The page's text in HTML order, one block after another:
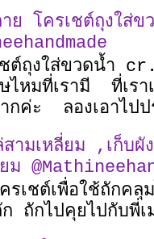
ย โครเชต์ถุงใส่ข
ต์ถุงใส่ขวดน้ำ
ไหมที่เรามี ที่เร
ากค่ะ ลองเอาไ
ามเหลี่ยม ,เก็บผั
ม
รเชต์เพื่อใช้ถักค
ก ถักไปคุยไปกั